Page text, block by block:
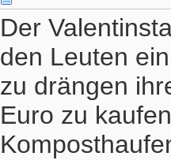
Der
den Leuten
zu drängen
Euro zu